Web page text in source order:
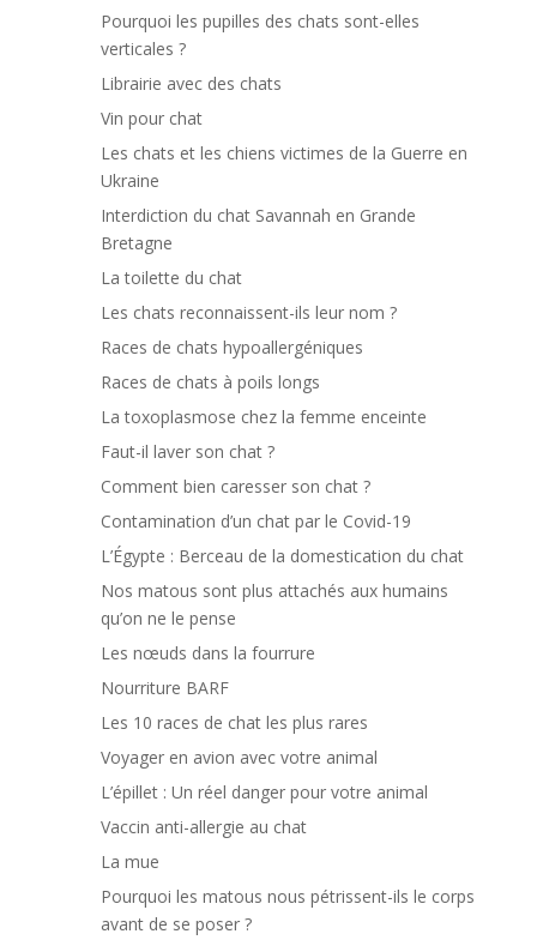
Pourquoi les pupilles des chats sont-elles
verticales ?
Librairie avec des chats
Vin pour chat
Les chats et les chiens victimes de la Guerre en
Ukraine
Interdiction du chat Savannah en Grande
Bretagne
La toilette du chat
Les chats reconnaissent-ils leur nom ?
Races de chats hypoallergéniques
Races de chats à poils longs
La toxoplasmose chez la femme enceinte
Faut-il laver son chat ?
Comment bien caresser son chat ?
Contamination d’un chat par le Covid-19
L’Égypte : Berceau de la domestication du chat
Nos matous sont plus attachés aux humains
qu’on ne le pense
Les nœuds dans la fourrure
Nourriture BARF
Les 10 races de chat les plus rares
Voyager en avion avec votre animal
L’épillet : Un réel danger pour votre animal
Vaccin anti-allergie au chat
La mue
Pourquoi les matous nous pétrissent-ils le corps
avant de se poser ?